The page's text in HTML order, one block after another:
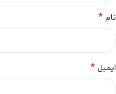
نام*
ایمیل*